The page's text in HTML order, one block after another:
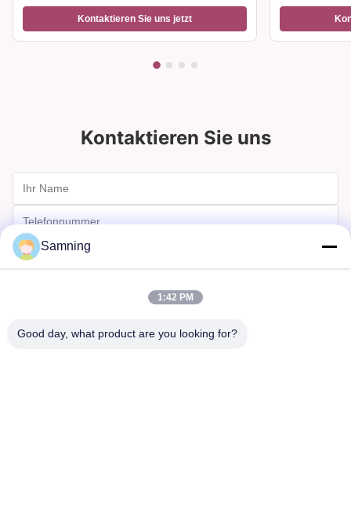
300 ml Kapazität für Weincocktails und
WohnkulturKontaktieren Sie uns jetzt
Geschenke
Kontaktieren Sie uns
Samning
1:42 PM
Good day, what product are you looking for?